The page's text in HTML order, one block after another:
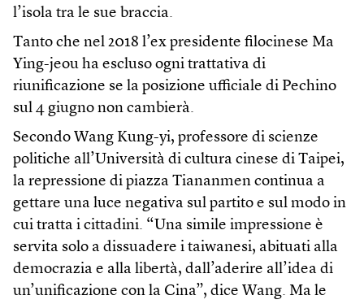
l’isola tra le sue braccia.
Tanto che nel 2018 l’ex presidente filocinese Ma
Ying-jeou ha escluso ogni trattativa di
riunificazione se la posizione ufficiale di Pechino
sul 4 giugno non cambierà.
Secondo Wang Kung-yi, professore di scienze
politiche all’Università di cultura cinese di Taipei,
la repressione di piazza Tiananmen continua a
gettare una luce negativa sul partito e sul modo in
cui tratta i cittadini. “Una simile impressione è
servita solo a dissuadere i taiwanesi, abituati alla
democrazia e alla libertà, dall’aderire all’idea di
un’unificazione con la Cina”, dice Wang. Ma le